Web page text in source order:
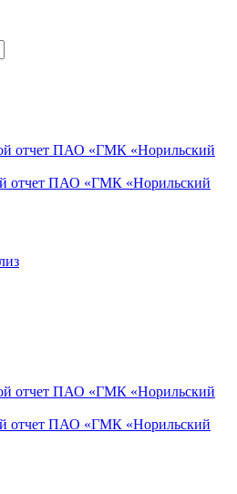
отчет ПАО «ГМК «Норильский
отчет ПАО «ГМК «Норильский
отчет ПАО «ГМК «Норильский
отчет ПАО «ГМК «Норильский